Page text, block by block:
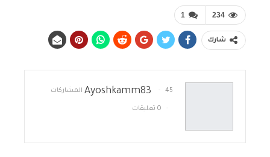
1 234
شارك
Ayoshkamm83 45 المشاركات
0 تعليقات